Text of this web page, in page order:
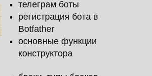
телеграм боты
регистрация бота в
Botfather
основные функции
конструктора